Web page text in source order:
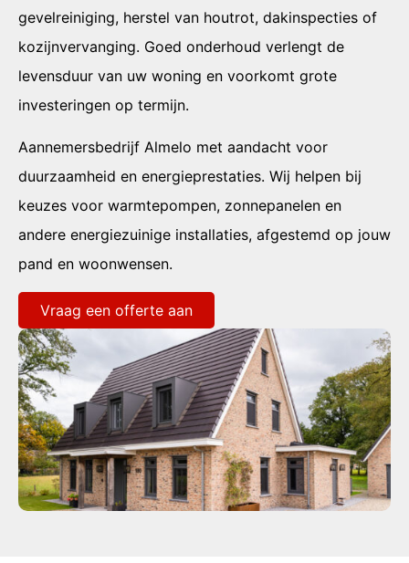
gevelreiniging, herstel van houtrot, dakinspecties of
kozijnvervanging. Goed onderhoud verlengt de
levensduur van uw woning en voorkomt grote
investeringen op termijn.
Aannemersbedrijf Almelo met aandacht voor
duurzaamheid en energieprestaties. Wij helpen bij
keuzes voor warmtepompen, zonnepanelen en
andere energiezuinige installaties, afgestemd op jouw
pand en woonwensen.
Vraag een offerte aan